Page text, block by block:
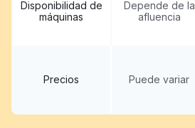
Disponibilidad de
máquinas
Depende de la
afluencia
Precios Puede variar